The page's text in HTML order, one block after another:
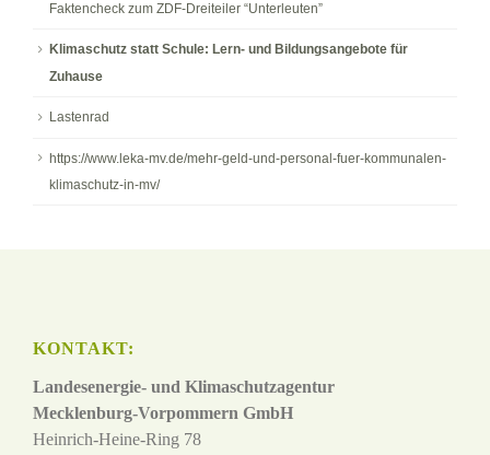
Faktencheck zum ZDF-Dreiteiler “Unterleuten”
Klimaschutz statt Schule: Lern- und Bildungsangebote für
Zuhause
Lastenrad
https://www.leka-mv.de/mehr-geld-und-personal-fuer-kommunalen-
klimaschutz-in-mv/
KONTAKT:
Landesenergie- und Klimaschutzagentur
Mecklenburg-Vorpommern GmbH
Heinrich-Heine-Ring 78